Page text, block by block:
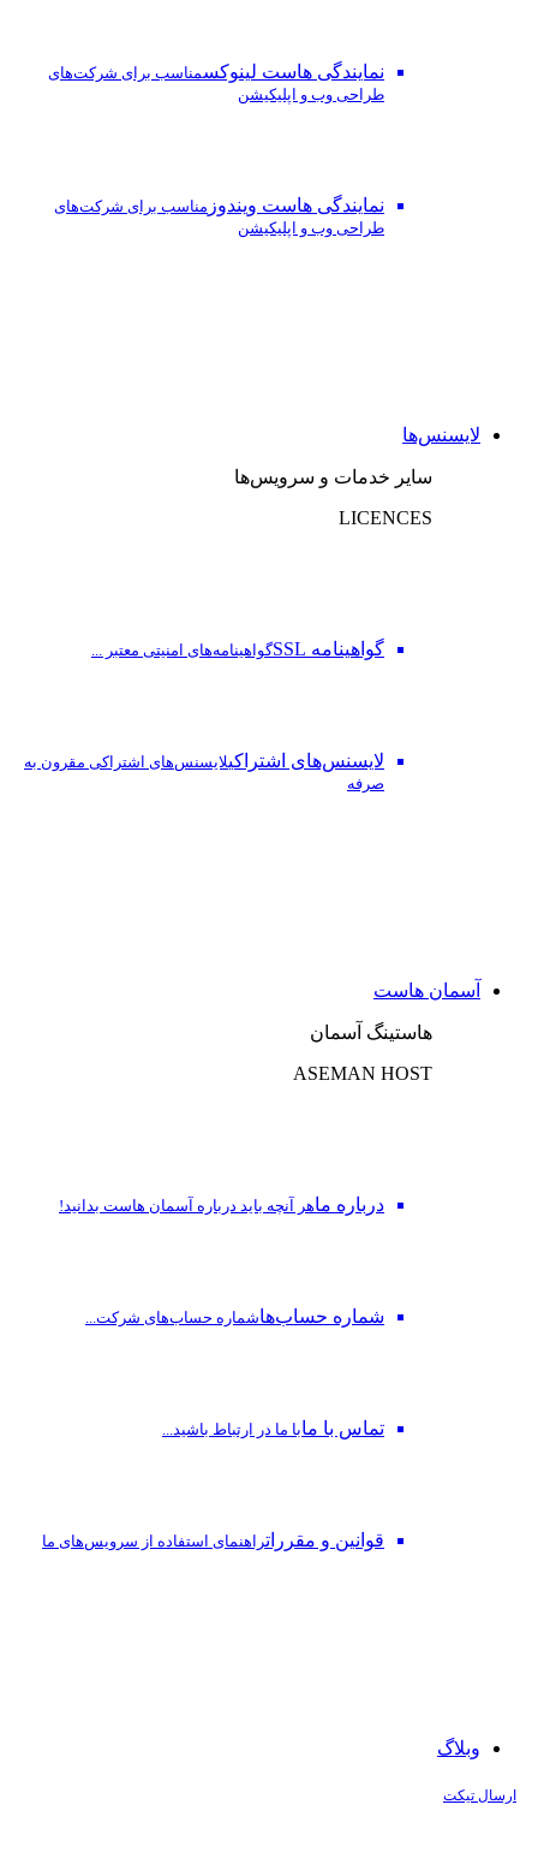
نمایندگی هاست لینوکسمناسب برای شرکت‌های
طراحی وب و اپلیکیشن
نمایندگی هاست ویندوز مناسب برای شرکت‌های
طراحی وب و اپلیکیشن
لایسنس‌ها
سایر خدمات و سرویس‌ها
LICENCES
گواهینامه SSL گواهینامه‌های امنیتی معتبر ...
لایسنس‌های اشتراکیلایسنس‌های اشتراکی مقرون به
صرفه
آسمان هاست
هاستینگ آسمان
ASEMAN HOST
درباره ماهر آنچه باید درباره آسمان هاست بدانید!
شماره حساب‌هاشماره حساب‌های شرکت...
تماس با مابا ما در ارتباط باشید...
قوانین و مقرراتراهنمای استفاده از سرویس‌های ما
وبلاگ
ارسال تیکت